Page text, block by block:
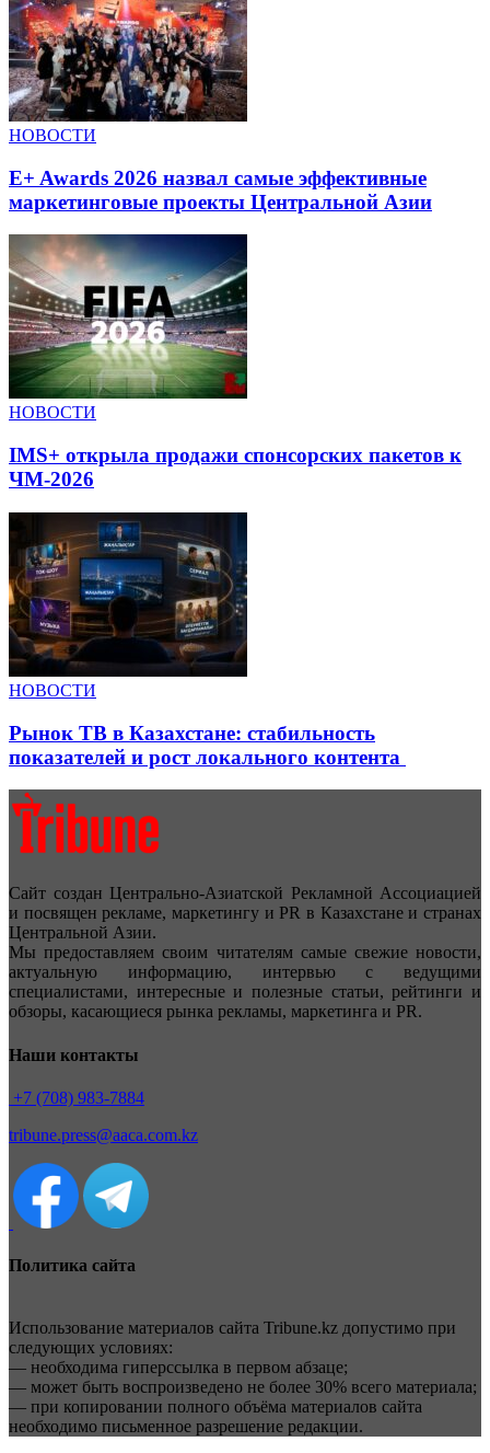
НОВОСТИ
E+ Awards 2026 назвал самые эффективные
маркетинговые проекты Центральной Азии
НОВОСТИ
IMS+ открыла продажи спонсорских пакетов к
ЧМ-2026
НОВОСТИ
Рынок ТВ в Казахстане: стабильность
показателей и рост локального контента
Сайт создан Центрально-Азиатской Рекламной Ассоциацией
и посвящен рекламе, маркетингу и PR в Казахстане и странах
Центральной Азии.
Мы предоставляем своим читателям самые свежие новости,
актуальную информацию, интервью с ведущими
специалистами, интересные и полезные статьи, рейтинги и
обзоры, касающиеся рынка рекламы, маркетинга и PR.
Наши контакты
+7 (708) 983-7884
tribune.press@aaca.com.kz
Политика сайта
Использование материалов сайта Tribune.kz допустимо при
следующих условиях:
— необходима гиперссылка в первом абзаце;
— может быть воспроизведено не более 30% всего материала;
— при копировании полного объёма материалов сайта
необходимо письменное разрешение редакции.